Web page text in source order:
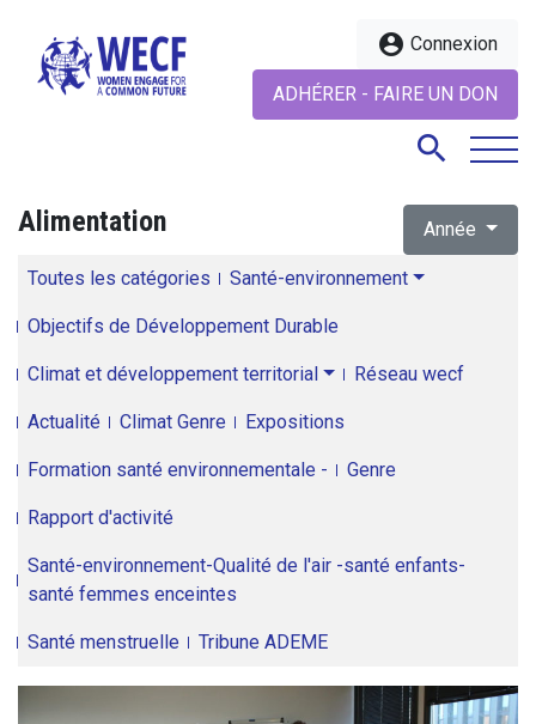
account_circle Connexion
ADHÉRER - FAIRE UN DON
search
Alimentation Année
Toutes les catégories Santé-environnement
Objectifs de Développement Durable
Climat et développement territorial Réseau wecf
Actualité Climat Genre Expositions
Formation santé environnementale - Genre
Rapport d'activité
Santé-environnement-Qualité de l'air -santé enfants-
santé femmes enceintes
Santé menstruelle Tribune ADEME